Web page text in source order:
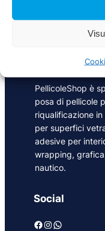
PellicoleShop è
posa di pellicole
riqualificazione
per superfici
adesive per
wrapping,
nautico.
Social
Facebook Instagram WhatsApp